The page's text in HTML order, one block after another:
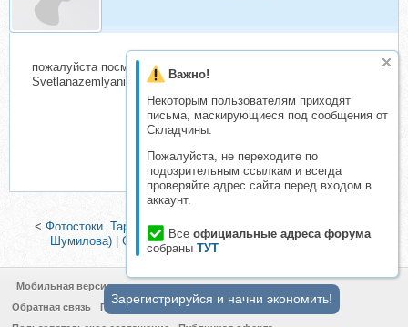
Важно!
Некоторым пользователям приходят
письма, маскирующиеся под сообщения от
Складчины.
Пожалуйста, не переходите по
подозрительным ссылкам и всегда
проверяйте адрес сайта перед входом в
аккаунт.
Все официальные адреса форума
собраны ТУТ
пожалуйста посмотрите вчера в 00 05 отправила деньги ЯД
Svetlanazemlyanikin-57371 (370 р)
< Фотостоки. Тариф - Самостоятельный, апрель 2020 (Ольга
Шумилова)| Семейная съемка (Анастасия Одинцова)>
Мобильная версия
Обратная связь
Политика конфиденциальности
Зарегистрируйся и начни экономить!